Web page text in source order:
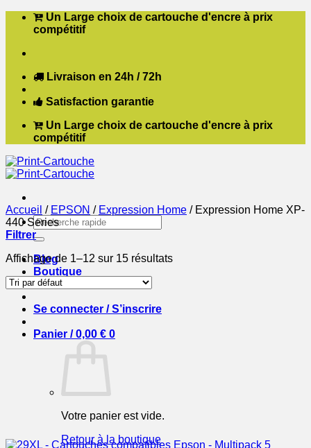
Passer Un Large choix de cartouche d'encre à prix
compétitif
Livraison en 24h / 72h
Satisfaction garantie
Un Large choix de cartouche d'encre à prix
compétitif
Recherche
pour :
Blog
Boutique
Contact
Se connecter / S’inscrire
Panier /0,00 € 0
Votre panier est vide.
Retour à la boutique
Accueil / EPSON / Expression Home /Expression Home XP-
440 Series
Filtrer
Affichage de 1–12 sur 15 résultats